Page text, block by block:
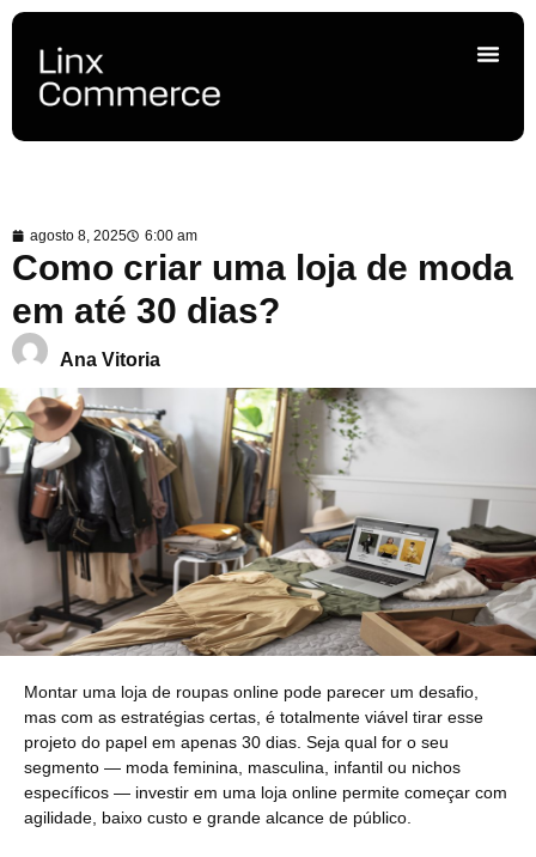
agosto 8, 2025 6:00 am
Como criar uma loja de moda
em até 30 dias?
Ana Vitoria
Montar uma loja de roupas online pode parecer um desafio,
mas com as estratégias certas, é totalmente viável tirar esse
projeto do papel em apenas 30 dias. Seja qual for o seu
segmento — moda feminina, masculina, infantil ou nichos
específicos — investir em uma loja online permite começar com
agilidade, baixo custo e grande alcance de público.